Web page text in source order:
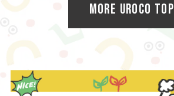
MORE UROCO TOP